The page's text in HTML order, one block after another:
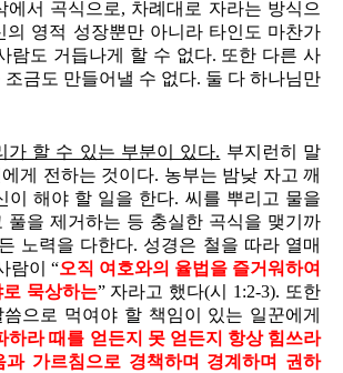
에서 곡식으로, 차례대로 자라는 방식으
의 영적 성장뿐만 아니라 타인도 마찬가
람도 거듭나게 할 수 없다. 또한 다른 사
조금도 만들어낼 수 없다. 둘 다 하나님만
가 할 수 있는 부분이 있다. 부지런히 말
게 전하는 것이다. 농부는 밤낮 자고 깨
이 해야 할 일을 한다. 씨를 뿌리고 물을
풀을 제거하는 등 충실한 곡식을 맺기까
노력을 다한다. 성경은 철을 따라 열매
람이 “오직 여호와의 율법을 즐거워하여
묵상하는” 자라고 했다(시 1:2-3). 또한
으로 먹여야 할 책임이 있는 일꾼에게
하라 때를 얻든지 못 얻든지 항상 힘쓰라
과 가르침으로 경책하며 경계하며 권하